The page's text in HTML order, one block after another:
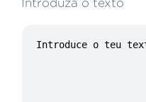
Introduza o texto